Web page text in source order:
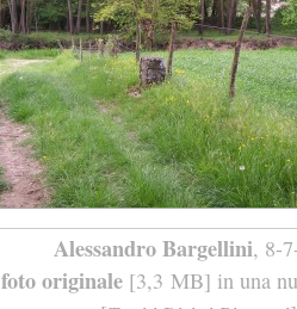
Alessandro Bargellini, 8-
foto originale[3,3 MB] in una